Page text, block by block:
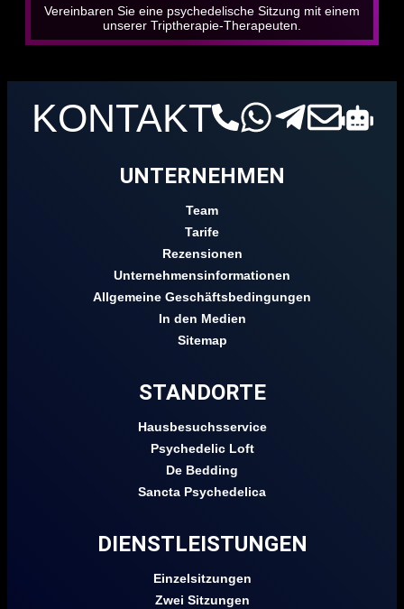
Vereinbaren Sie eine psychedelische Sitzung mit einem
unserer Triptherapie-Therapeuten.
KONTAKT
UNTERNEHMEN
Team
Tarife
Rezensionen
Unternehmensinformationen
Allgemeine Geschäftsbedingungen
In den Medien
Sitemap
STANDORTE
Hausbesuchsservice
Psychedelic Loft
De Bedding
Sancta Psychedelica
DIENSTLEISTUNGEN
Einzelsitzungen
Zwei Sitzungen